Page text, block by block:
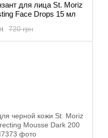
для лица St. Moriz
Face Drops 15 мл
720 грн